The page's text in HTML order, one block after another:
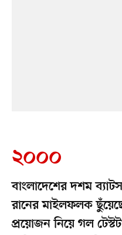
২০০০
বাংলাদেশের দশম
রানের মাইলফলক
প্রয়োজন নিয়ে গল